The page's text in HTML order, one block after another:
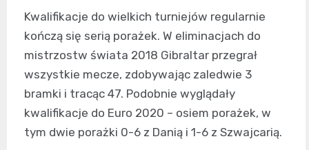
Kwalifikacje do wielkich turniejów regularnie
kończą się serią porażek. W eliminacjach do
mistrzostw świata 2018 Gibraltar przegrał
wszystkie mecze, zdobywając zaledwie 3
bramki i tracąc 47. Podobnie wyglądały
kwalifikacje do Euro 2020 – osiem porażek, w
tym dwie porażki 0-6 z Danią i 1-6 z Szwajcarią.